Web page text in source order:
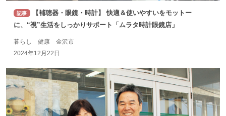
記事
【補聴器・眼鏡・時計】 快適＆使いやすいをモットー
に、“視”生活をしっかりサポート「ムラタ時計眼鏡店」
暮らし 健康 金沢市
2024年12月22日